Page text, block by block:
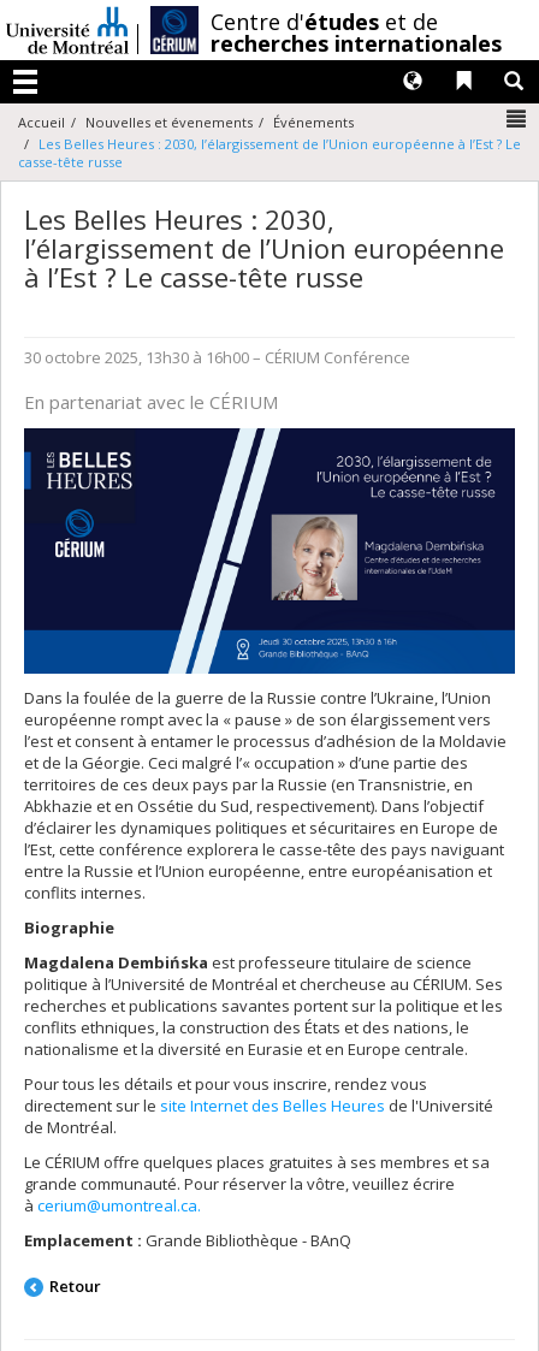
au
contenu
Centre d'études et de
recherches internationales
Menu
Liens
Langues
Accueil Nouvelles et évenements
Événements
Les Belles Heures : 2030, l’élargissement de l’Union européenne à l’Est ? Le
casse-tête russe
Les Belles Heures : 2030,
l’élargissement de l’Union européenne
à l’Est ? Le casse-tête russe
30 octobre 2025, 13h30 à 16h00– CÉRIUM Conférence
En partenariat avec le CÉRIUM
Dans la foulée de la guerre de la Russie contre l’Ukraine, l’Union
européenne rompt avec la « pause » de son élargissement vers
l’est et consent à entamer le processus d’adhésion de la Moldavie
et de la Géorgie. Ceci malgré l’« occupation » d’une partie des
territoires de ces deux pays par la Russie (en Transnistrie, en
Abkhazie et en Ossétie du Sud, respectivement). Dans l’objectif
d’éclairer les dynamiques politiques et sécuritaires en Europe de
l’Est, cette conférence explorera le casse-tête des pays naviguant
entre la Russie et l’Union européenne, entre européanisation et
conflits internes.
Biographie
Magdalena Dembińska est professeure titulaire de science
politique à l’Université de Montréal et chercheuse au CÉRIUM. Ses
recherches et publications savantes portent sur la politique et les
conflits ethniques, la construction des États et des nations, le
nationalisme et la diversité en Eurasie et en Europe centrale.
Pour tous les détails et pour vous inscrire, rendez vous
directement sur le site Internet des Belles Heures de l'Université
de Montréal.
Le CÉRIUM offre quelques places gratuites à ses membres et sa
grande communauté. Pour réserver la vôtre, veuillez écrire
à cerium@umontreal.ca.
Emplacement : Grande Bibliothèque - BAnQ
Retour